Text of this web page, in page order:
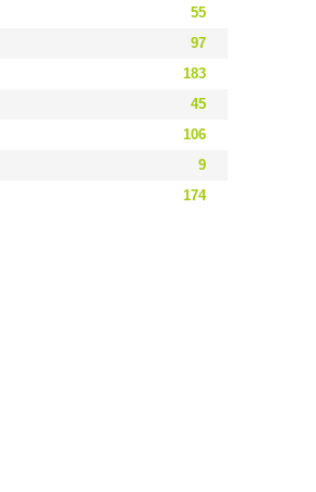
55
97
183
45
106
9
174